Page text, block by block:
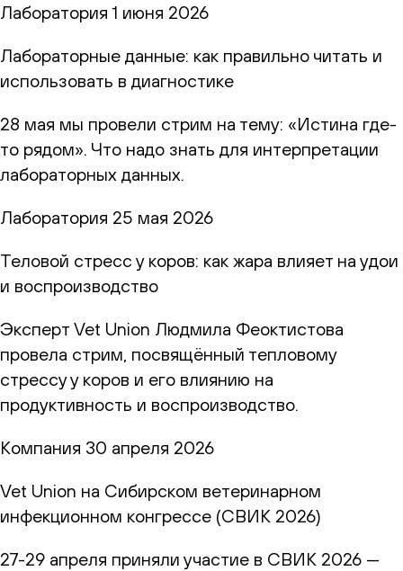
Лаборатория 1 июня 2026
Лабораторные данные: как правильно читать и
использовать в диагностике
28 мая мы провели стрим на тему: «Истина где-
то рядом». Что надо знать для интерпретации
лабораторных данных.
Лаборатория 25 мая 2026
Теловой стресс у коров: как жара влияет на удои
и воспроизводство
Эксперт Vet Union Людмила Феоктистова
провела стрим, посвящённый тепловому
стрессу у коров и его влиянию на
продуктивность и воспроизводство.
Компания 30 апреля 2026
Vet Union на Сибирском ветеринарном
инфекционном конгрессе (СВИК 2026)
27-29 апреля приняли участие в СВИК 2026 —